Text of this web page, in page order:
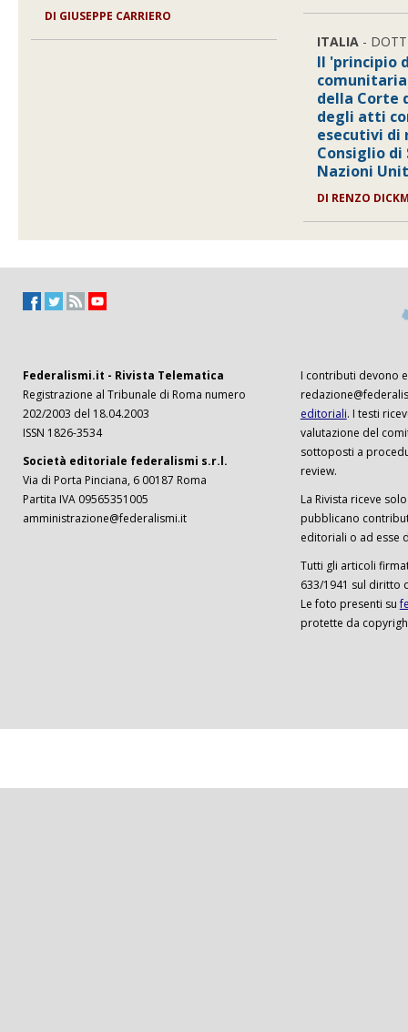
DI GIUSEPPE CARRIERO
ITALIA -
Il 'principio
della Corte
degli atti
esecutivi di
Consiglio di
Nazioni
DI RENZO
Federalismi.it - Rivista Telematica
Registrazione al Tribunale di Roma numero
202/2003 del 18.04.2003
ISSN 1826-3534
Società editoriale federalismi s.r.l.
Via di Porta Pinciana, 6 00187 Roma
Partita IVA 09565351005
amministrazione@federalismi.it
I contributi devono
editoriali. I testi
valutazione del
sottoposti a
review.
La Rivista riceve
pubblicano
editoriali o ad esse
Tutti gli articoli
633/1941 sul diritto
Le foto presenti su
protette da